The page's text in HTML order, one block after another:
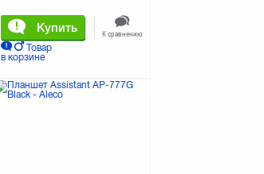
Купить
Товар
в корзине
К сравнению